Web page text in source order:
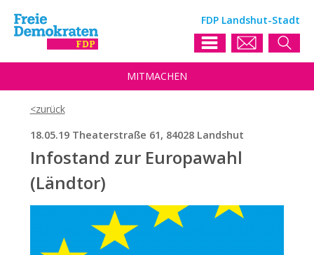
FDP Landshut-Stadt
MITMACHEN
18.05.19 Theaterstraße 61, 84028 Landshut
Infostand zur Europawahl
(Ländtor)